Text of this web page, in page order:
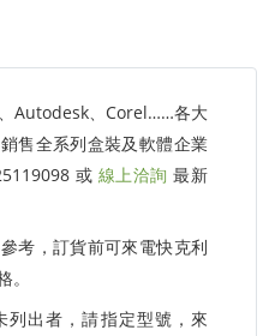
Autodesk、Corel……各大
售全系列盒裝及軟體企業
或 線上洽詢 最新
考，訂貨前可來電快克利
列出者，請指定型號，來